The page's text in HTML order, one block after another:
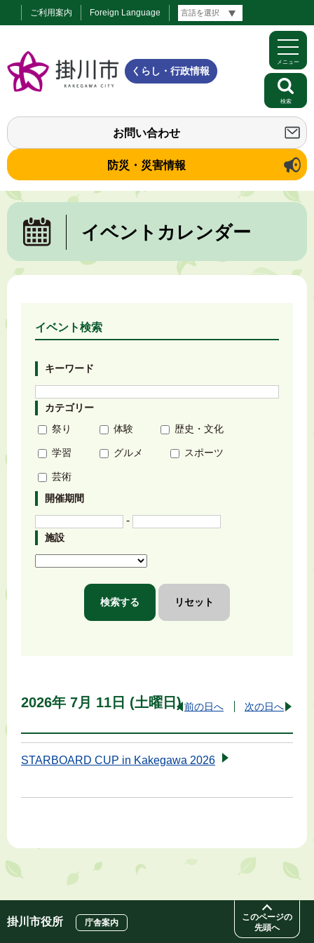
ご利用案内 Foreign Language
くらし・行政情報
お問い合わせ
防災・災害情報
メニュー
検索
イベントカレンダー
イベント検索
キーワード
カテゴリー
祭り
体験 歴史・文化
学習 グルメ スポーツ
芸術
開催期間
-
施設
2026年 7月 11日 (土曜日 ) 前の日へ 次の日へ
STARBOARD CUP in Kakegawa 2026
このページの
先頭へ
掛川市役所 庁舎案内